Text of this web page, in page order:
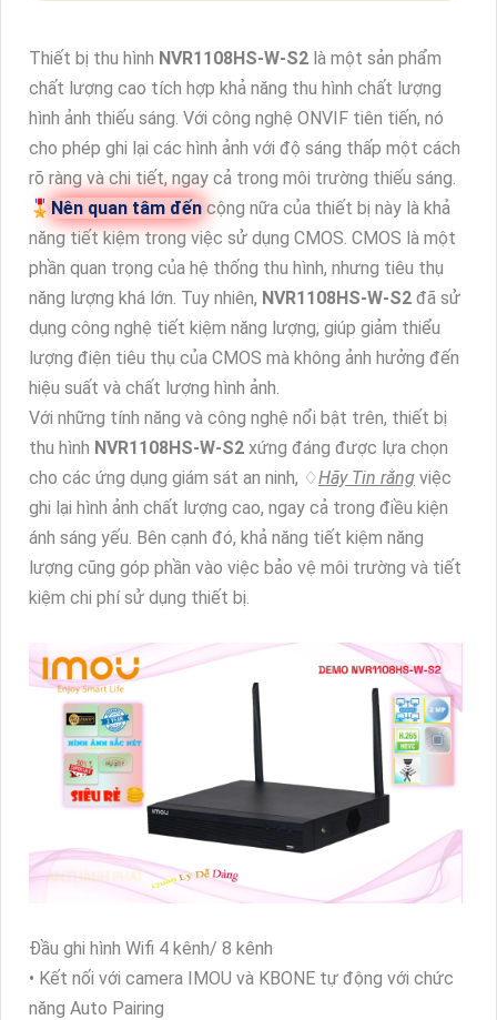
Thiết bị thu hình NVR1108HS-W-S2 là một sản phẩm
chất lượng cao tích hợp khả năng thu hình chất lượng
hình ảnh thiếu sáng. Với công nghệ ONVIF tiên tiến, nó
cho phép ghi lại các hình ảnh với độ sáng thấp một cách
rõ ràng và chi tiết, ngay cả trong môi trường thiếu sáng.
🎖️ Nên quan tâm đến cộng nữa của thiết bị này là khả
năng tiết kiệm trong việc sử dụng CMOS. CMOS là một
phần quan trọng của hệ thống thu hình, nhưng tiêu thụ
năng lượng khá lớn. Tuy nhiên, NVR1108HS-W-S2 đã sử
dụng công nghệ tiết kiệm năng lượng, giúp giảm thiểu
lượng điện tiêu thụ của CMOS mà không ảnh hưởng đến
hiệu suất và chất lượng hình ảnh.
Với những tính năng và công nghệ nổi bật trên, thiết bị
thu hình NVR1108HS-W-S2 xứng đáng được lựa chọn
cho các ứng dụng giám sát an ninh, ♢Hãy Tin rằng việc
ghi lại hình ảnh chất lượng cao, ngay cả trong điều kiện
ánh sáng yếu. Bên cạnh đó, khả năng tiết kiệm năng
lượng cũng góp phần vào việc bảo vệ môi trường và tiết
kiệm chi phí sử dụng thiết bị.
Đầu ghi hình Wifi 4 kênh/ 8 kênh
• Kết nối với camera IMOU và KBONE tự động với chức
năng Auto Pairing